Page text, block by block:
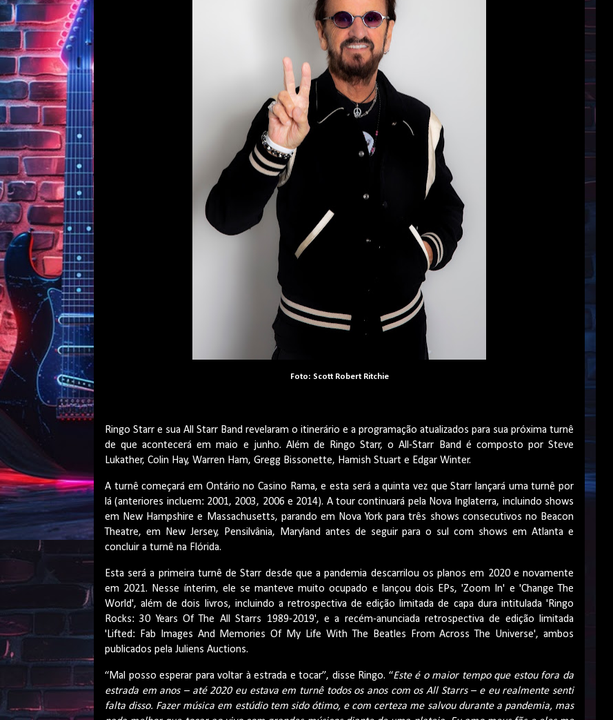
Foto: Scott Robert Ritchie
Ringo Starr e sua All Starr Band revelaram o itinerário e a programação atualizados para sua próxima turnê
de que acontecerá em maio e junho. Além de Ringo Starr, o All-Starr Band é composto por Steve
Lukather, Colin Hay, Warren Ham, Gregg Bissonette, Hamish Stuart e Edgar Winter.
A turnê começará em Ontário no Casino Rama, e esta será a quinta vez que Starr lançará uma turnê por
lá (anteriores incluem: 2001, 2003, 2006 e 2014). A tour continuará pela Nova Inglaterra, incluindo shows
em New Hampshire e Massachusetts, parando em Nova York para três shows consecutivos no Beacon
Theatre, em New Jersey, Pensilvânia, Maryland antes de seguir para o sul com shows em Atlanta e
concluir a turnê na Flórida.
Esta será a primeira turnê de Starr desde que a pandemia descarrilou os planos em 2020 e novamente
em 2021. Nesse ínterim, ele se manteve muito ocupado e lançou dois EPs, 'Zoom In' e 'Change The
World', além de dois livros, incluindo a retrospectiva de edição limitada de capa dura intitulada 'Ringo
Rocks: 30 Years Of The All Starrs 1989-2019', e a recém-anunciada retrospectiva de edição limitada
'Lifted: Fab Images And Memories Of My Life With The Beatles From Across The Universe', ambos
publicados pela Juliens Auctions.
“Mal posso esperar para voltar à estrada e tocar”, disse Ringo. “Este é o maior tempo que estou fora da
estrada em anos – até 2020 eu estava em turnê todos os anos com os All Starrs – e eu realmente senti
falta disso. Fazer música em estúdio tem sido ótimo, e com certeza me salvou durante a pandemia, mas